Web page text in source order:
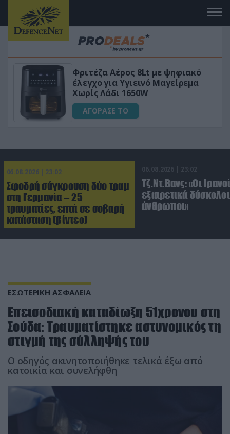
Φριτέζα Αέρος 8Lt με ψηφιακό
έλεγχο για Υγιεινό Μαγείρεμα
Χωρίς Λάδι 1650W
ΑΓΟΡΑΣΕ ΤΟ
06.08.2026 | 23:02
Σφοδρή σύγκρουση δύο τραμ
στη Γερμανία – 25
τραυματίες, επτά σε σοβαρή
κατάσταση (βίντεο)
06.08.2026 | 23:02
Τζ.Ντ.Βανς: «Οι
εξαιρετικά δύσκολοι
άνθρωποι»
ΕΣΩΤΕΡΙΚΗ ΑΣΦΑΛΕΙΑ
Επεισοδιακή καταδίωξη 51χρονου στη
Σούδα: Τραυματίστηκε αστυνομικός τη
στιγμή της σύλληψής του
Ο οδηγός ακινητοποιήθηκε τελικά έξω από
κατοικία και συνελήφθη